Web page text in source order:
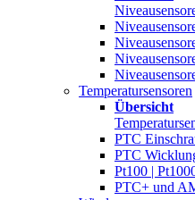
Temperatursensoren
Übersicht
PTC
PTC
Pt100 |
PTC+ und